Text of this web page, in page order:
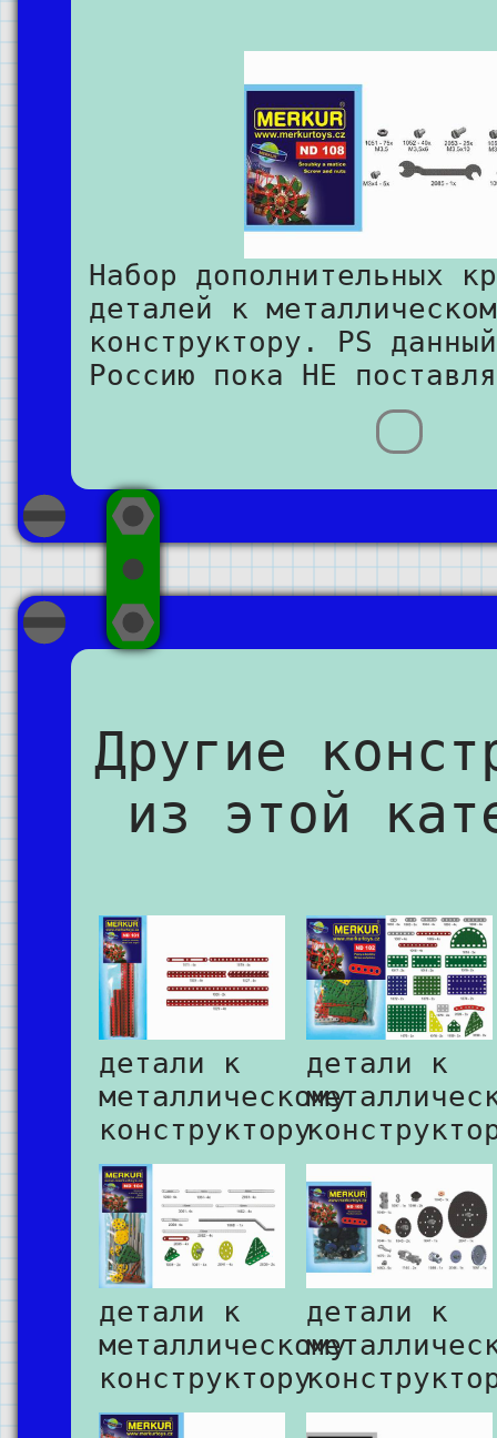
Набор дополнительных
деталей к
конструктору. PS
Россию пока НЕ
Другие
из этой
детали к
металлическому
конструктору
детали к
детали к
металлическому
конструктору
детали к